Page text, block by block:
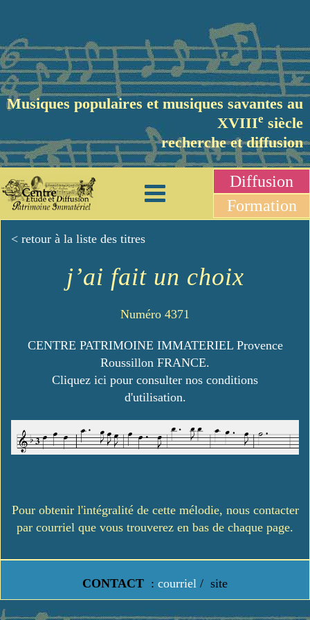
Musiques populaires et musiques savantes au
XVIIIe siècle
recherche et diffusion
Diffusion
Formation
< retour à la liste des titres
j’ai fait un choix
Numéro 4371
CENTRE PATRIMOINE IMMATERIEL Provence
Roussillon FRANCE.
Cliquez ici pour consulter nos conditions
d'utilisation.
Pour obtenir l'intégralité de cette mélodie, nous contacter
par courriel que vous trouverez en bas de chaque page.
CONTACT : courriel / site
https://www.lavielledanstoussesetats.fr